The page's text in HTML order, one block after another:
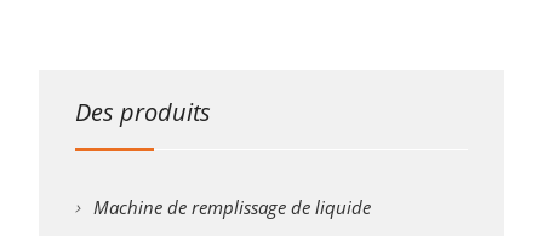
Des produits
Machine de remplissage de liquide